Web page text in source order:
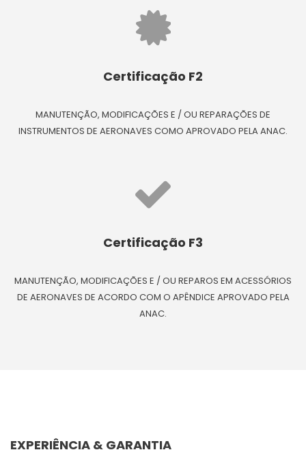
Certificação F2
MANUTENÇÃO, MODIFICAÇÕES E / OU REPARAÇÕES DE
INSTRUMENTOS DE AERONAVES COMO APROVADO PELA ANAC.
Certificação F3
MANUTENÇÃO, MODIFICAÇÕES E / OU REPAROS EM ACESSÓRIOS
DE AERONAVES DE ACORDO COM O APÊNDICE APROVADO PELA
ANAC.
EXPERIÊNCIA & GARANTIA